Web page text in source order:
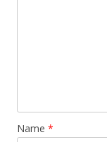
Name *